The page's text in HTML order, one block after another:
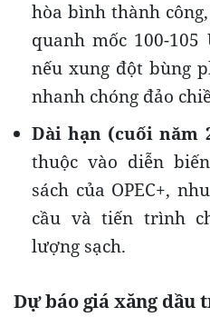
hòa bình thành
quanh mốc 100-105
nếu xung đột bùng
nhanh chóng đảo
Dài hạn (cuối năm
thuộc vào diễn
sách của OPEC+,
cầu và tiến trình
lượng sạch.
Dự báo giá xăng dầu